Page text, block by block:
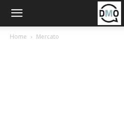
Home Mercato